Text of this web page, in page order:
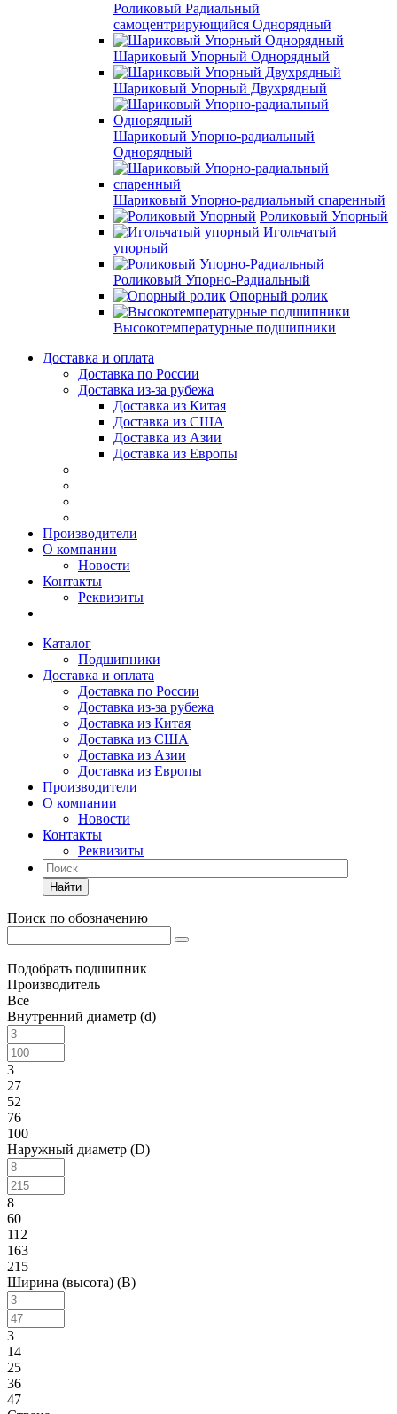
Роликовый Радиальный
самоцентрирующийся Однорядный
Шариковый Упорный Однорядный
Шариковый Упорный Двухрядный
Шариковый Упорно-радиальный
Однорядный
Шариковый Упорно-радиальный спаренный
Роликовый Упорный
Игольчатый
упорный
Роликовый Упорно-Радиальный
Опорный ролик
Высокотемпературные подшипники
Доставка и оплата
Доставка по России
Доставка из-за рубежа
Доставка из Китая
Доставка из США
Доставка из Азии
Доставка из Европы
Производители
О компании
Новости
Контакты
Реквизиты
Каталог
Подшипники
Доставка и оплата
Доставка по России
Доставка из-за рубежа
Доставка из Китая
Доставка из США
Доставка из Азии
Доставка из Европы
Производители
О компании
Новости
Контакты
Реквизиты
Найти
Поиск по обозначению
Подобрать подшипник
Производитель
Все
Внутренний диаметр (d)
3
27
52
76
100
Наружный диаметр (D)
8
60
112
163
215
Ширина (высота) (B)
3
14
25
36
47